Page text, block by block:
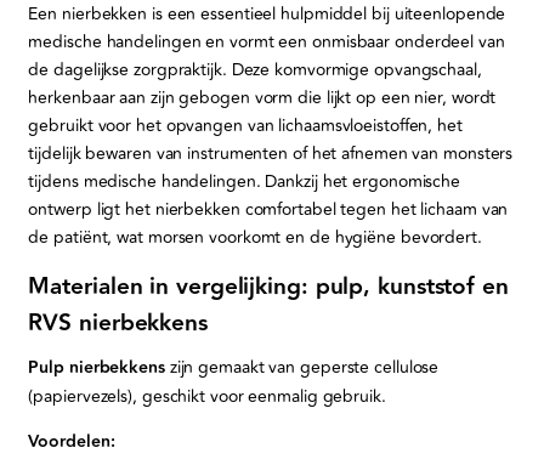
Een nierbekken is een essentieel hulpmiddel bij uiteenlopende
medische handelingen en vormt een onmisbaar onderdeel van
de dagelijkse zorgpraktijk. Deze komvormige opvangschaal,
herkenbaar aan zijn gebogen vorm die lijkt op een nier, wordt
gebruikt voor het opvangen van lichaamsvloeistoffen, het
tijdelijk bewaren van instrumenten of het afnemen van monsters
tijdens medische handelingen. Dankzij het ergonomische
ontwerp ligt het nierbekken comfortabel tegen het lichaam van
de patiënt, wat morsen voorkomt en de hygiëne bevordert.
Materialen in vergelijking: pulp, kunststof en
RVS nierbekkens
Pulp nierbekkenszijn gemaakt van geperste cellulose
(papiervezels), geschikt voor eenmalig gebruik.
Voordelen: